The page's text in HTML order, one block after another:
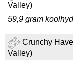
Valley)
59,9 gram
Crunchy
Valley)